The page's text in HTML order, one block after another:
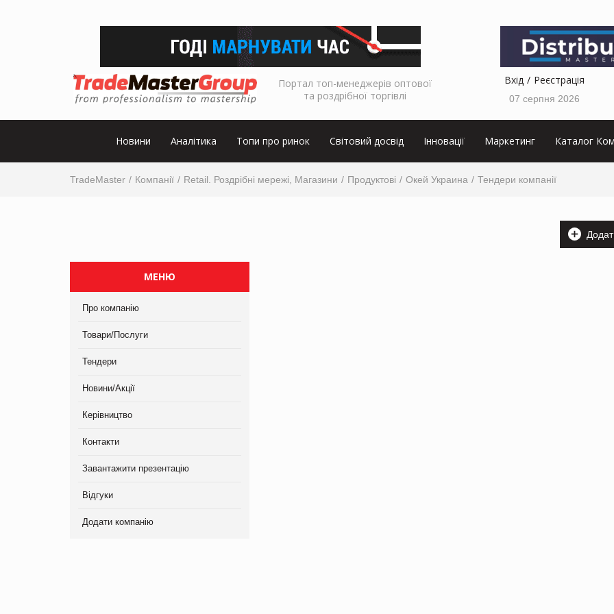
Портал топ-менеджерів оптової
та роздрібної торгівлі
Вхід Реєстрація
07 серпня 2026
Новини Аналітика Топи про ринок Світовий досвід Інновації Маркетинг Каталог
TradeMaster Компанії Retail. Роздрібні мережі, Магазини Продуктові Окей Украина Тендери компанії
МЕНЮ
Про компанію
Товари/Послуги
Тендери
Новини/Акції
Керівництво
Контакти
Завантажити презентацію
Відгуки
Додати компанію